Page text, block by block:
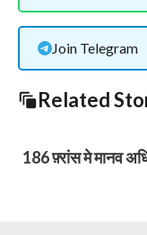
Join Telegram
Related
186 फ़्रांस मे मानव